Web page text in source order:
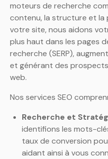
moteurs de recherche
contenu, la structure et la
votre site, nous aidons
plus haut dans les pages
recherche (SERP),
et générant des
web.
Nos services SEO
Recherche et
identifions les mots-
taux de conversion
aidant ainsi à vous